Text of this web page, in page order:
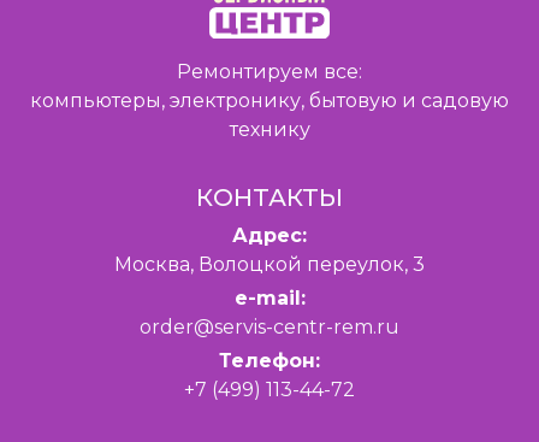
Ремонтируем все:
компьютеры, электронику, бытовую и садовую
технику
КОНТАКТЫ
Адрес:
Москва, Волоцкой переулок, 3
e-mail:
order@servis-centr-rem.ru
Телефон:
+7 (499) 113-44-72